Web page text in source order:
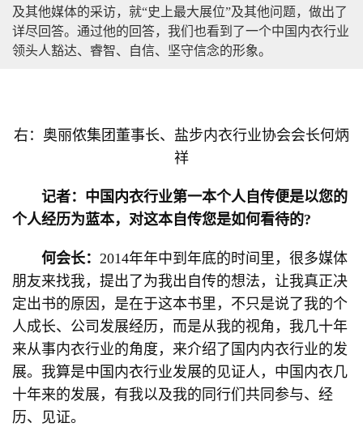
及其他媒体的采访，就“史上最大展位”及其他问题，做出了
详尽回答。通过他的回答，我们也看到了一个中国内衣行业
领头人豁达、睿智、自信、坚守信念的形象。
右：奥丽侬集团董事长、盐步内衣行业协会会长何炳
祥
记者：中国内衣行业第一本个人自传便是以您的
个人经历为蓝本，对这本自传您是如何看待的?
何会长： 2014年年中到年底的时间里，很多媒体
朋友来找我，提出了为我出自传的想法，让我真正决
定出书的原因，是在于这本书里，不只是说了我的个
人成长、公司发展经历，而是从我的视角，我几十年
来从事内衣行业的角度，来介绍了国内内衣行业的发
展。我算是中国内衣行业发展的见证人，中国内衣几
十年来的发展，有我以及我的同行们共同参与、经
历、见证。